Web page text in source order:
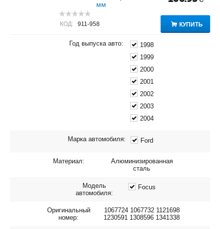
мм
КОД: 911-958 КУПИТЬ
Год выпуска авто:
1998
1999
2000
2001
2002
2003
2004
Марка автомобиля: Ford
Материал:
Алюминизированная
сталь
Модель
автомобиля:
Focus
Оригинальный
номер:
1067724 1067732 1121698
1230591 1308596 1341338